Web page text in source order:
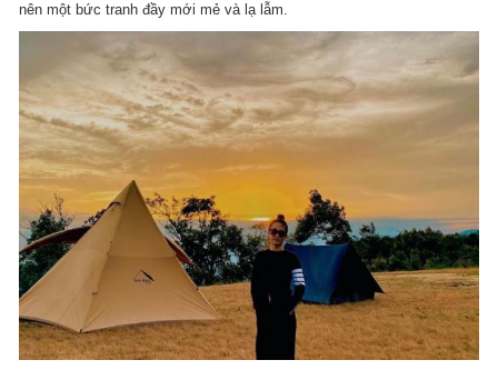
nên một bức tranh đầy mới mẻ và lạ lẫm.